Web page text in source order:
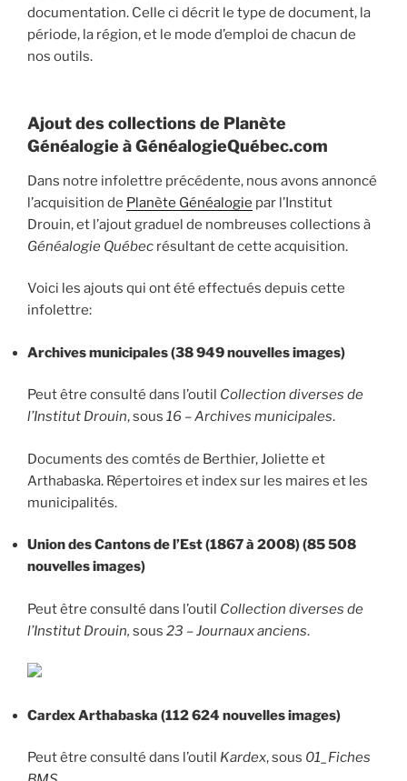
documentation. Celle ci décrit le type de document, la
période, la région, et le mode d’emploi de chacun de
nos outils.
Ajout des collections de Planète
Généalogie à GénéalogieQuébec.com
Dans notre infolettre précédente, nous avons annoncé
l’acquisition de Planète Généalogie par l’Institut
Drouin, et l’ajout graduel de nombreuses collections à
Généalogie Québec résultant de cette acquisition.
Voici les ajouts qui ont été effectués depuis cette
infolettre:
Archives municipales (38 949 nouvelles images)
Peut être consulté dans l’outil Collection diverses de
l’Institut Drouin, sous 16 – Archives municipales.
Documents des comtés de Berthier, Joliette et
Arthabaska. Répertoires et index sur les maires et les
municipalités.
Union des Cantons de l’Est (1867 à 2008) (85 508
nouvelles images)
Peut être consulté dans l’outil Collection diverses de
l’Institut Drouin, sous 23 – Journaux anciens.
Cardex Arthabaska (112 624 nouvelles images)
Peut être consulté dans l’outil Kardex, sous 01_Fiches